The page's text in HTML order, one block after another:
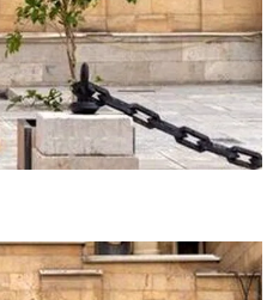
حدید ۱۱۰؛ نسخه سریع‌تر، پنهان‌کارتر و
مرگبارتر پهپادهای ایرانی | پهپاد انتحاری